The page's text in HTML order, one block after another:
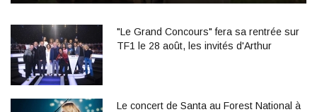
"Le Grand Concours" fera sa rentrée sur
TF1 le 28 août, les invités d'Arthur
Le concert de Santa au Forest National à